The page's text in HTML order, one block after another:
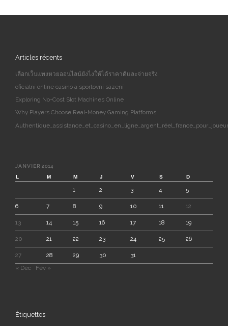
Articles récents
เลือกเว็บแทงหวยออนไลน์ยังไงให้ได้ราคาดีและจ่ายจริง
oficiální online casino a sportovní sázení
Exploring No-Cost Slot Machines Online
Why Players Choose Real-Money Gaming Platforms
JANVIER 2014
L
M M J V S D
1 2 3 4 5
6 7 8 9 10 11 12
13 14 15 16 17 18 19
20 21 22 23 24 25 26
27 28 29 30
31
« Déc
Fév »
Étiquettes